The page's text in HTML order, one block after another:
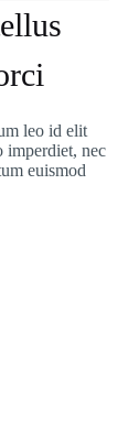
leo id elit
imperdiet, nec
euismod